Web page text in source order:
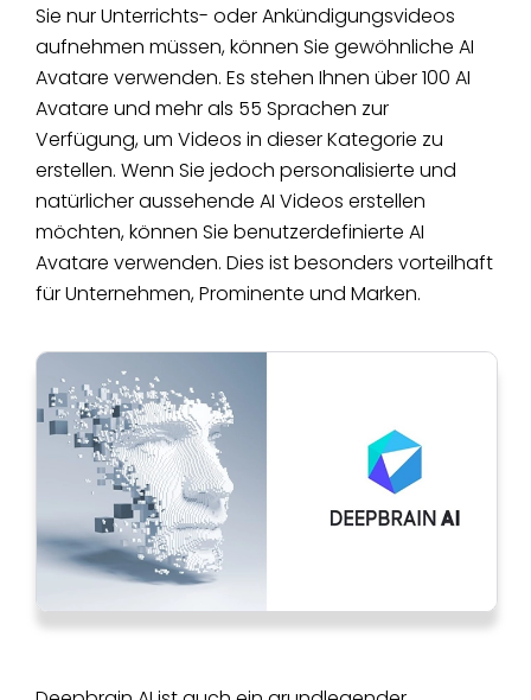
Sie nur Unterrichts- oder Ankündigungsvideos
aufnehmen müssen, können Sie gewöhnliche AI
Avatare verwenden. Es stehen Ihnen über 100 AI
Avatare und mehr als 55 Sprachen zur
Verfügung, um Videos in dieser Kategorie zu
erstellen. Wenn Sie jedoch personalisierte und
natürlicher aussehende AI Videos erstellen
möchten, können Sie benutzerdefinierte AI
Avatare verwenden. Dies ist besonders vorteilhaft
für Unternehmen, Prominente und Marken.